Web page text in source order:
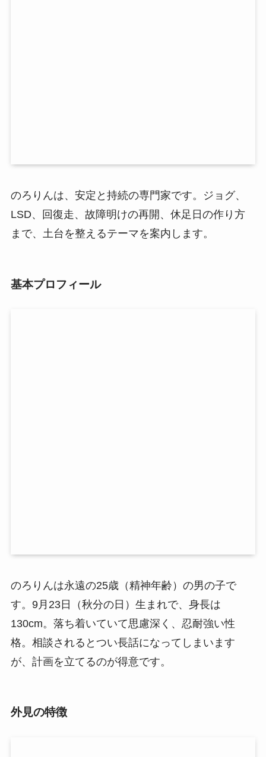
のろりんは、安定と持続の専門家です。ジョグ、
LSD、回復走、故障明けの再開、休足日の作り方
まで、土台を整えるテーマを案内します。
基本プロフィール
のろりんは永遠の25歳（精神年齢）の男の子で
す。9月23日（秋分の日）生まれで、身長は
130cm。落ち着いていて思慮深く、忍耐強い性
格。相談されるとつい長話になってしまいます
が、計画を立てるのが得意です。
外見の特徴